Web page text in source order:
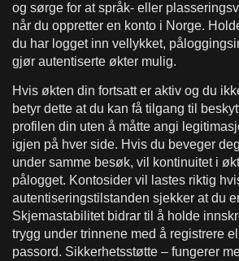
og sørge for at språk- eller
når du oppretter en konto i Norge.
du har logget inn vellykket,
gjør autentiserte økter mulig.
Hvis økten din fortsatt er aktiv og du
betyr dette at du kan få tilgang til
profilen din uten å måtte angi
igjen på hver side. Hvis du beveger
under samme besøk, vil kontinuitet i
pålogget. Kontosider vil lastes riktig
autentiseringstilstanden sjekker at du
Skjemastabilitet bidrar til å holde
trygg under trinnene med å registrere
passord. Sikkerhetsstøtte – fungerer